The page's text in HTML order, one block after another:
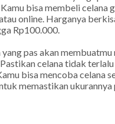
bisa membeli celana
online. Harganya
Rp100.000.
pas akan membuatmu
celana tidak
bisa mencoba celana
memastikan ukurannya